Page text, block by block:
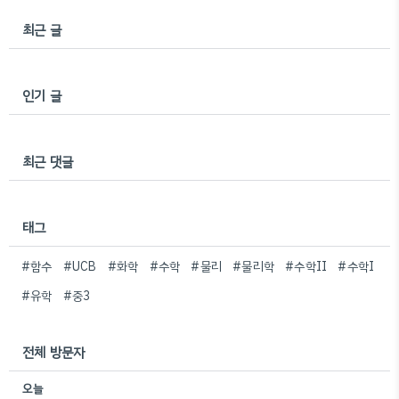
최근 글
인기 글
최근 댓글
태그
#함수 #UCB #화학 #수학 #물리 #물리학 #수학II
#수학I
#유학
#중3
전체 방문자
오늘